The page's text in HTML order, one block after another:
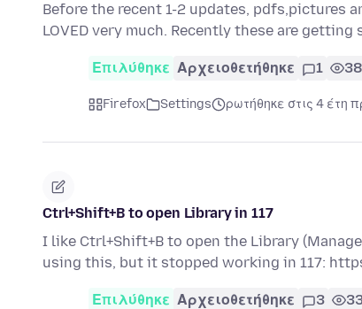
Before the recent 1-2 updates, pdfs,pictures
LOVED very much. Recently these are getting
Επιλύθηκε Αρχειοθετήθηκε 1
Firefox Settings ρωτήθηκε στις 4 έτη
Ctrl+Shift+B to open Library in 117
I like Ctrl+Shift+B to open the Library
using this, but it stopped working in 117:
Επιλύθηκε Αρχειοθετήθηκε 3